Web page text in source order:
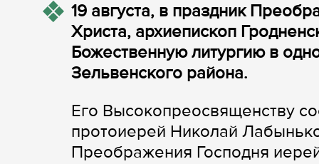
19 августа, в праздник
Христа, архиепископ
Божественную литургию в
Зельвенского района.
Его Высокопреосвященству
протоиерей Николай
Преображения Господня